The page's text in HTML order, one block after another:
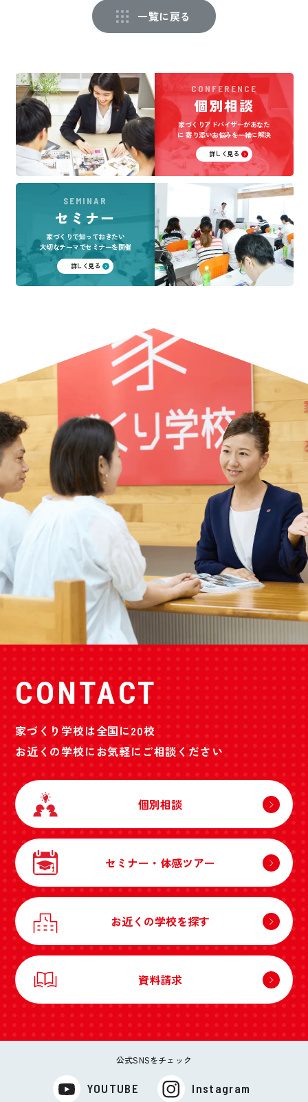
一覧に戻る
CONFERENCE
個別相談
家づくりアドバイザーがあなた
に寄り添いお悩みを一緒に解決
詳しく見る
SEMINAR
セミナー
家づくりで知っておきたい
大切なテーマでセミナーを開催
詳しく見る
CONTACT
家づくり学校は全国に20校
お近くの学校にお気軽にご相談ください
個別相談
セミナー・体感ツアー
お近くの学校を探す
資料請求
公式SNSをチェック
YOUTUBE Instagram